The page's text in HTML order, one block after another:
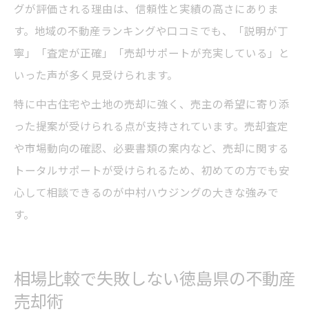
グが評価される理由は、信頼性と実績の高さにありま
す。地域の不動産ランキングや口コミでも、「説明が丁
寧」「査定が正確」「売却サポートが充実している」と
いった声が多く見受けられます。
特に中古住宅や土地の売却に強く、売主の希望に寄り添
った提案が受けられる点が支持されています。売却査定
や市場動向の確認、必要書類の案内など、売却に関する
トータルサポートが受けられるため、初めての方でも安
心して相談できるのが中村ハウジングの大きな強みで
す。
相場比較で失敗しない徳島県の不動産
売却術